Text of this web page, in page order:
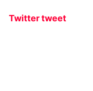
Twitter tweet